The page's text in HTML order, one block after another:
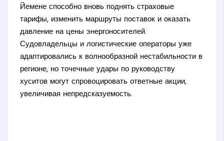
Йемене способно вновь поднять страховые
тарифы, изменить маршруты поставок и оказать
давление на цены энергоносителей.
Судовладельцы и логистические операторы уже
адаптировались к волнообразной нестабильности в
регионе, но точечные удары по руководству
хуситов могут спровоцировать ответные акции,
увеличивая непредсказуемость.